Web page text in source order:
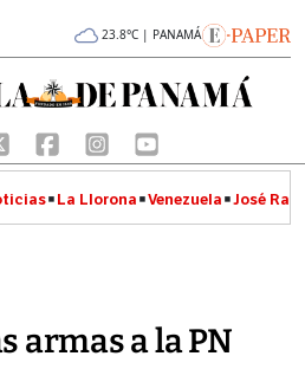
23.8°C | PANAMÁ
La Llorona Venezuela José
armas a la PN